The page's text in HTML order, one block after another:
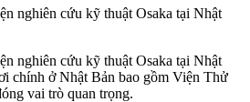
nghiên cứu kỹ thuật Osaka tại Nhật
nghiên cứu kỹ thuật Osaka tại Nhật
chính ở Nhật Bản bao gồm Viện Thử
vai trò quan trọng.